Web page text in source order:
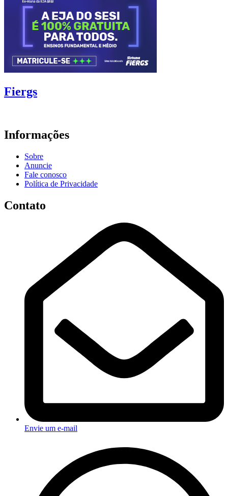
Fiergs
Informações
Sobre
Anuncie
Fale conosco
Política de Privacidade
Contato
Envie um e-mail